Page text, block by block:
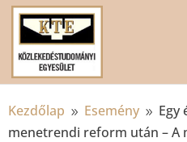
Kezdőlap 9 Esemény 9 Egy
menetrendi reform után – A